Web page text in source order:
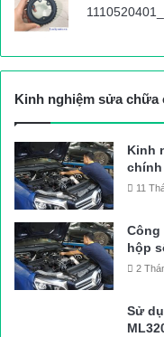
Liên ngành phối hợp
10, bước đầu ước tính
trên 500 thùng xốp bên
52kg, tổng số lượng
Hiện Đội CSGT số 10
bộ số hàng, phương tiện
Nội kiểm đếm, xử lý theo
Kinh nghiệm sửa chữa
Kinh
chính
11
Công
hộp
2
Sử